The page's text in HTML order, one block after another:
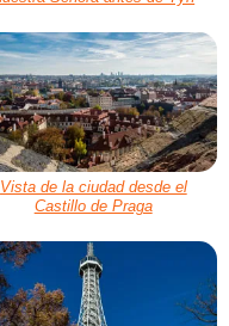
Vista de la ciudad desde el
Castillo de Praga